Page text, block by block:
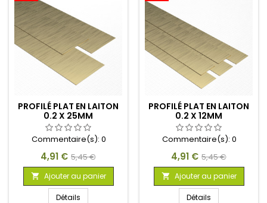
PROFILÉ PLAT EN LAITON
0.2 X 25MM
Commentaire(s): 0
Prix
4,91 € Prix
de
base
5,45 €
 Ajouter au panier
Détails
PROFILÉ PLAT EN LAITON
0.2 X 12MM
Commentaire(s): 0
Prix
4,91 € Prix
de
base
5,45 €
 Ajouter au panier
Détails